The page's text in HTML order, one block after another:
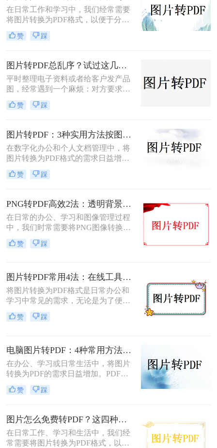
及隐私的文件，不敢随便往在线工具
里传。
在日常工作和学习中，我们经常需要
将图片转换为PDF格式，以便于分
享、打印和存档。那么图片怎么转pdf
呢？本文将介绍三种常用的将图片转
同的需求选择最合适的方式。
赞 踩
图片转PDF总乱序？试过这几个方法后顺手多了
平时整理电子资料或者给客户发产品
图，经常遇到一个麻烦：对方要求把
一堆零散的图片打包成一个完整的
PDF文件。如果一张张发过去，不仅
混。很多朋友一搜“图片转pdf怎么
弄”，出来一堆复杂的教程，其实只
要找对工具，这事儿非常简单。本文
就按大家最常用的场景（在线免安
装、批量处理、手机自带功能）整理
了几个亲测好用的办法，帮你轻松搞
赞 踩
图片转PDF：3种实用方法按图片格式（JPG/PNG/BMP）选！
在数字化办公和个人文档管理中，将
图片转换为PDF格式的需求日益增
长。PDF（Portable Document
Format）因其跨平台兼容性、不易变
享。那么如何把图片转换成PDF呢？
本文将介绍几种实用的方法来帮助您
完成图片到PDF的转换。
赞 踩
PNG转PDF高效2法：透明背景保留和文件压缩设置！
在日常的办公、学习和图像管理过程
中，我们时常需要将PNG图像转换为
PDF文件。PDF文件格式因其良好的
兼容性、稳定性和在不同设备上显示
片转PDF的方法。
赞 踩
图片转PDF常用4法：在线工具、桌面软件、手机APP和打印导出的适用边界！
将图片转换为PDF格式是日常办公和
学习中常见的需求，无论是为了便于
分享、存储还是打印。那么图片转为
pdf怎么弄呢？本文将介绍几种常用的
赞 踩
电脑图片转PDF：4种常用方法按Windows和Mac系统分别推荐！
在办公、学习或日常生活中，将图片
转换为PDF的需求日益增加。PDF格
式因其跨平台兼容性、可编辑性和安
全性，成为文档分享和存储的首选。
作系统自带工具、专业软件及在线服
务，帮助您高效完成图片到PDF的转
换。
赞 踩
图片怎么免费转PDF？这四种方法轻松搞定！
在日常工作、学习和生活中，我们经
常需要将图片转换为PDF格式，以便